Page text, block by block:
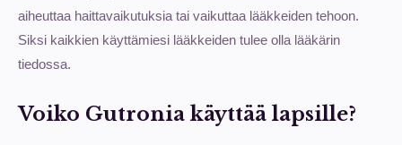
aiheuttaa haittavaikutuksia tai vaikuttaa lääkkeiden tehoon.
Siksi kaikkien käyttämiesi lääkkeiden tulee olla lääkärin
tiedossa.
Voiko Gutronia käyttää lapsille?